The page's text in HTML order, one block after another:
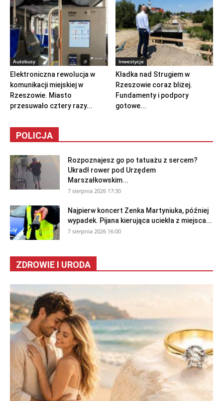
Autobusy
Elektroniczna rewolucja w
komunikacji miejskiej w
Rzeszowie. Miasto
przesuwało cztery razy...
Inwestycje
Kładka nad Strugiem w
Rzeszowie coraz bliżej.
Fundamenty i podpory
gotowe...
POLICJA
Rozpoznajesz go po tatuażu z sercem?
Ukradł rower pod Urzędem
Marszałkowskim...
7 sierpnia 2026 17:30
Najpierw koncert Zenka Martyniuka, później
wypadek. Pijana kierująca uciekła z miejsca...
7 sierpnia 2026 16:00
ZDROWIE I URODA